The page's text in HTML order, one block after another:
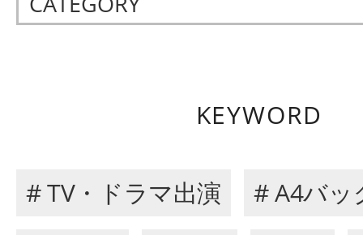
KEYWORD
# TV・ドラマ出演
# A4バッ